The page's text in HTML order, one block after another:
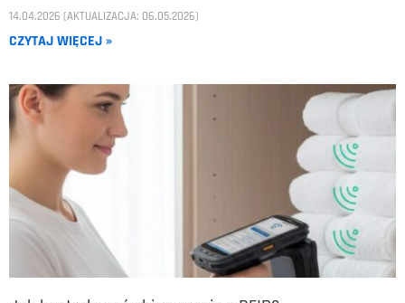
14.04.2026 (AKTUALIZACJA: 06.05.2026)
CZYTAJ WIĘCEJ »